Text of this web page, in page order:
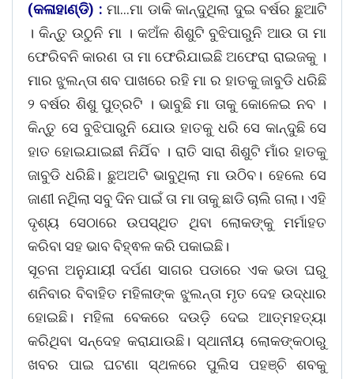
(କଳାହାଣ୍ଡି) : ମା…ମା ଡାକି କାନ୍ଦୁଥିଲା ଦୁଇ ବର୍ଷର ଛୁଆଟି
। କିନ୍ତୁ ଉଠୁନି ମା । କଅଁଳ ଶିଶୁଟି ବୁଝିପାରୁନି ଆଉ ତା ମା
ଫେରିବନି କାରଣ ତା ମା ଫେରିଯାଇଛି ଅଫେରା ରାଇଜକୁ ।
ମାର ଝୁଲନ୍ତା ଶବ ପାଖରେ ରହି ମା ର ହାତକୁ ଜାବୁଡି ଧରିଛି
୨ ବର୍ଷର ଶିଶୁ ପୁତ୍ରଟି । ଭାବୁଛି ମା ତାକୁ କୋଳେଇ ନବ ।
କିନ୍ତୁ ସେ ବୁଝିପାରୁନି ଯୋଉ ହାତକୁ ଧରି ସେ କାନ୍ଦୁଛି ସେ
ହାତ ହୋଇଯାଇଛୀ ନିର୍ଯିବ । ରାତି ସାରା ଶିଶୁଟି ମାଁର ହାତକୁ
ଜାବୁଡି ଧରିଛି। ଛୁଅଅଟି ଭାବୁଥିଲା ମା ଉଠିବ। ହେଲେ ସେ
ଜାଣୀ ନଥିିଲା ସବୁ ଦିନ ପାଇଁ ତା ମା ତାକୁ ଛାଡି ଚାଲି ଗଲା। ଏହି
ଦୃଶ୍ୟ ସେଠାରେ ଉପସ୍ଥିତ ଥିବା ଲୋକଙ୍କୁ ମର୍ମାହତ
କରିବା ସହ ଭାବ ବିହ୍ଵଳ କରି ପକାଇଛି।
ସୂଚନା ଅନୁଯାୟୀ ଦର୍ପଣ ସାଗର ପଡାରେ ଏକ ଭଡା ଘରୁ
ଶନିବାର ବିବାହିତ ମହିଳାଙ୍କ ଝୁଲନ୍ତା ମୃତ ଦେହ ଉଦ୍ଧାର
ହୋଇଛି। ମହିଳା ବେକରେ ଦଉଡ଼ି ଦେଇ ଆତ୍ମହତ୍ୟା
କରିଥିବା ସନ୍ଦେହ କରାଯାଉଛି। ସ୍ଥାନୀୟ ଲୋକଙ୍କଠାରୁ
ଖବର ପାଇ ଘଟଣା ସ୍ଥଳରେ ପୁଲିସ ପହଞ୍ଚି ଶବକୁ